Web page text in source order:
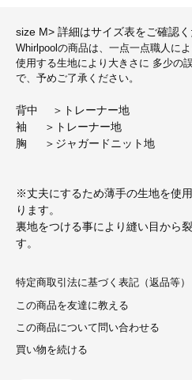
size M> 詳細はサイズ表をご確認く
Whirlpoolの商品は、一点一点職人によ
使用する生地により大きさに 多少の
で、予めご了承ください。
背中 ＞トレーナー地
袖 ＞トレーナー地
胸 ＞ジャガードニット地
※丈夫にするため薄手の生地を使
ります。
裏地をつける事により縫い目から
す。
特定商取引法に基づく表記（返品等）
この商品を友達に教える
この商品について問い合わせる
買い物を続ける